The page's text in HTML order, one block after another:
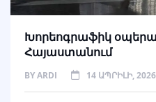
Խորեոգրաֆիկ
Հայաստանում
BYARDI 14 ԱՊՐԻԼԻ, 2026